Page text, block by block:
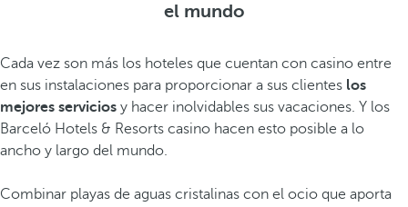
el mundo
Cada vez son más los hoteles que cuentan con casino entre
en sus instalaciones para proporcionar a sus clientes los
mejores servicios y hacer inolvidables sus vacaciones. Y los
Barceló Hotels & Resorts casino hacen esto posible a lo
ancho y largo del mundo.
Combinar playas de aguas cristalinas con el ocio que aporta